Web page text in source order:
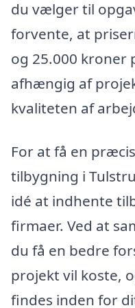
du vælger til
forvente, at
og 25.000 kroner
afhængig af
kvaliteten af
For at få en
tilbygning i
idé at indhente
firmaer. Ved at
du få en bedre
projekt vil koste,
findes inden for